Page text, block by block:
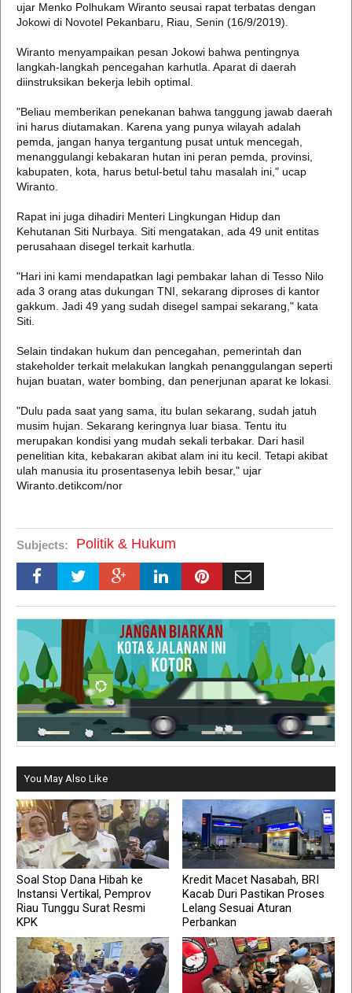
ujar Menko Polhukam Wiranto seusai rapat terbatas dengan
Jokowi di Novotel Pekanbaru, Riau, Senin (16/9/2019).
Wiranto menyampaikan pesan Jokowi bahwa pentingnya
langkah-langkah pencegahan karhutla. Aparat di daerah
diinstruksikan bekerja lebih optimal.
"Beliau memberikan penekanan bahwa tanggung jawab daerah
ini harus diutamakan. Karena yang punya wilayah adalah
pemda, jangan hanya tergantung pusat untuk mencegah,
menanggulangi kebakaran hutan ini peran pemda, provinsi,
kabupaten, kota, harus betul-betul tahu masalah ini," ucap
Wiranto.
Rapat ini juga dihadiri Menteri Lingkungan Hidup dan
Kehutanan Siti Nurbaya. Siti mengatakan, ada 49 unit entitas
perusahaan disegel terkait karhutla.
"Hari ini kami mendapatkan lagi pembakar lahan di Tesso Nilo
ada 3 orang atas dukungan TNI, sekarang diproses di kantor
gakkum. Jadi 49 yang sudah disegel sampai sekarang," kata
Siti.
Selain tindakan hukum dan pencegahan, pemerintah dan
stakeholder terkait melakukan langkah penanggulangan seperti
hujan buatan, water bombing, dan penerjunan aparat ke lokasi.
"Dulu pada saat yang sama, itu bulan sekarang, sudah jatuh
musim hujan. Sekarang keringnya luar biasa. Tentu itu
merupakan kondisi yang mudah sekali terbakar. Dari hasil
penelitian kita, kebakaran akibat alam ini itu kecil. Tetapi akibat
ulah manusia itu prosentasenya lebih besar," ujar
Wiranto.detikcom/nor
Subjects: Politik & Hukum
You May Also Like
Soal Stop Dana Hibah ke
Instansi Vertikal, Pemprov
Riau Tunggu Surat Resmi
KPK
Kredit Macet Nasabah, BRI
Kacab Duri Pastikan Proses
Lelang Sesuai Aturan
Perbankan